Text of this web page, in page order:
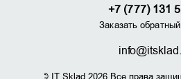
+7 (777) 131
Заказать
© IT Sklad 2026 Все права